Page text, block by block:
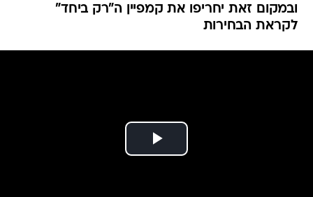
ובמקום זאת יחריפו את קמפיין ה"רק ביחד"
לקראת הבחירות